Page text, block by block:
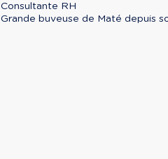
Consultante RH
Grande buveuse de Maté depuis